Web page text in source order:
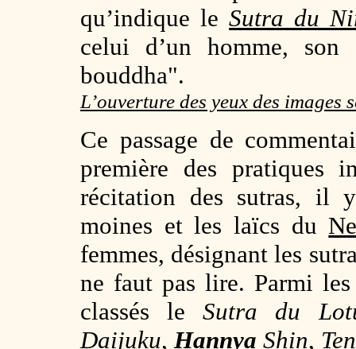
qu’indique leSutra du
celui d’un homme,
bouddha".
L’ouverture des yeux des images
Ce passage de
première des pratiques
récitation des sutras, il
moines et les laïcs du
femmes, désignant les
ne faut pas lire. Parmi
classés leSutra du
Daijuku,HannyaShin,